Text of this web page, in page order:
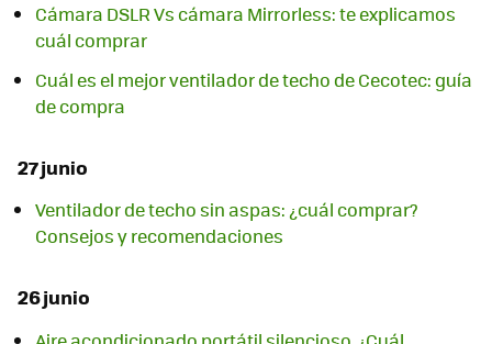
Cámara DSLR Vs cámara Mirrorless: te explicamos
cuál comprar
Cuál es el mejor ventilador de techo de Cecotec: guía
de compra
27 junio
Ventilador de techo sin aspas: ¿cuál comprar?
Consejos y recomendaciones
26 junio